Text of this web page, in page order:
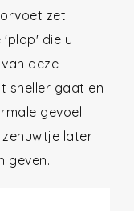
zet.
'plop' die u
deze
sneller gaat en
gevoel
zenuwtje later
geven.